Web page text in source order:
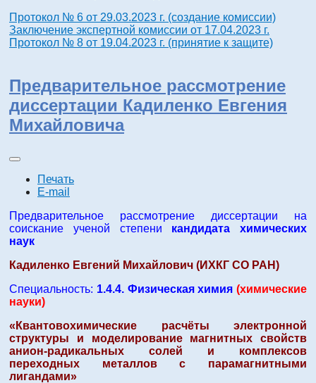
Протокол № 6 от 29.03.2023 г. (создание комиссии)
Заключение экспертной комиссии от 17.04.2023 г.
Протокол № 8 от 19.04.2023 г. (принятие к защите)
Предварительное рассмотрение
диссертации Кадиленко Евгения
Михайловича
Печать
E-mail
Предварительное рассмотрение диссертации на
соискание ученой степени кандидата химических
наук
Кадиленко Евгений Михайлович (ИХКГ СО РАН)
Специальность: 1.4.4. Физическая химия (химические
науки)
«Квантовохимические расчёты электронной
структуры и моделирование магнитных свойств
анион-радикальных солей и комплексов
переходных металлов с парамагнитными
лигандами»